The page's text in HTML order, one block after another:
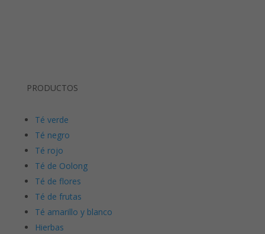
PRODUCTOS
Té verde
Té negro
Té rojo
Té de Oolong
Té de flores
Té de frutas
Té amarillo y blanco
Hierbas